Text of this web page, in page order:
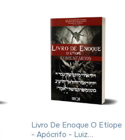
Livro De Enoque O Etíope
- Apócrifo - Luiz